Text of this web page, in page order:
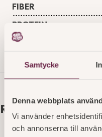
Samtycke
Denna webbplats
Vi använder
och annonserna till
FIBER
PROTEIN
SALT
Relaterade